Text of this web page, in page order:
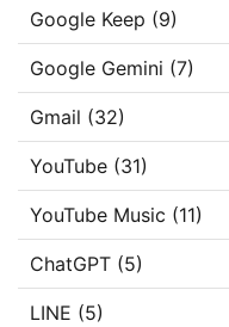
Google Keep (9)
Google Gemini (7)
Gmail (32)
YouTube (31)
YouTube Music (11)
ChatGPT (5)
LINE (5)